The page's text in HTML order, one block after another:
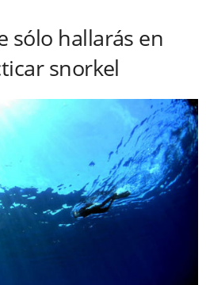
sólo hallarás en
snorkel